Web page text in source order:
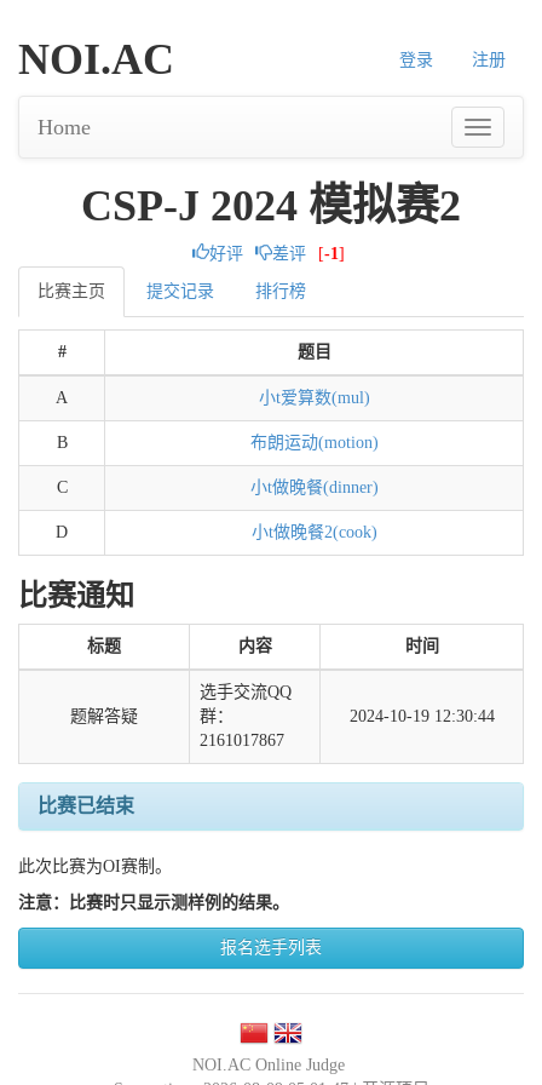
登录 注册
NOI.AC
Home
CSP-J 2024 模拟赛2
好评 差评 [-1]
比赛主页 提交记录 排行榜
# 题目
A 小t爱算数(mul)
B 布朗运动(motion)
C 小t做晚餐(dinner)
D 小t做晚餐2(cook)
比赛通知
标题 内容 时间
题解答疑
选手交流QQ
群：
2161017867
2024-10-19 12:30:44
比赛已结束
此次比赛为OI赛制。
注意：比赛时只显示测样例的结果。
报名选手列表
NOI.AC Online Judge